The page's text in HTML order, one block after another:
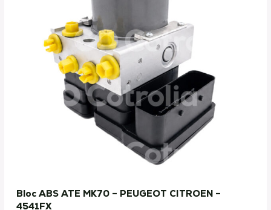
Bloc ABS ATE MK70 – PEUGEOT CITROEN –
4541FX